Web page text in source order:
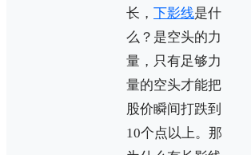
长， 下影线是什
么？是空头的力
量，只有足够力
量的空头才能把
股价瞬间打跌到
10个点以上。那